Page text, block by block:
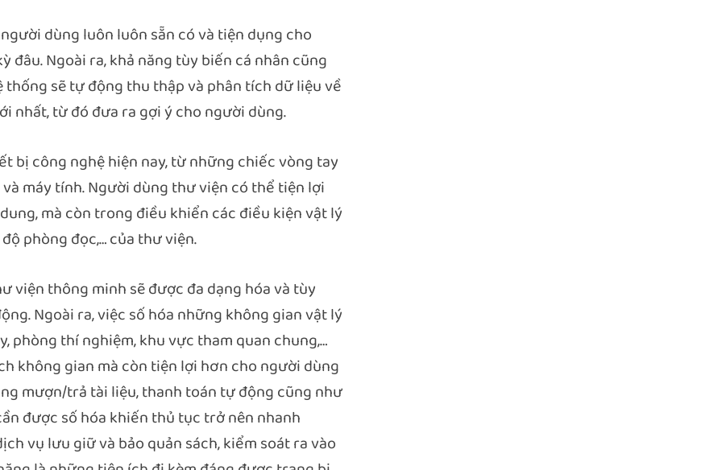
dùng luôn luôn sẵn có và tiện dụng cho
Ngoài ra, khả năng tùy biến cá nhân cũng
sẽ tự động thu thập và phân tích dữ liệu về
nhất, từ đó đưa ra gợi ý cho người dùng.
bị công nghệ hiện nay, từ những chiếc vòng tay
máy tính. Người dùng thư viện có thể tiện lợi
mà còn trong điều khiển các điều kiện vật lý
phòng đọc,… của thư viện.
viện thông minh sẽ được đa dạng hóa và tùy
Ngoài ra, việc số hóa những không gian vật lý
thí nghiệm, khu vực tham quan chung,…
không gian mà còn tiện lợi hơn cho người dùng
mượn/trả tài liệu, thanh toán tự động cũng như
được số hóa khiến thủ tục trở nên nhanh
vụ lưu giữ và bảo quản sách, kiểm soát ra vào